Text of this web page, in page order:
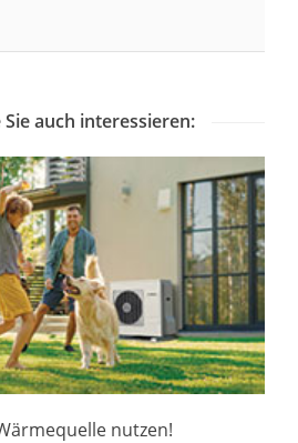
auch interessieren:
nutzen!